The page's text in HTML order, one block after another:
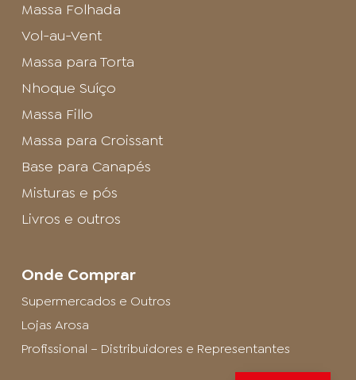
Massa Folhada
Vol-au-Vent
Massa para Torta
Nhoque Suíço
Massa Fillo
Massa para Croissant
Base para Canapés
Misturas e pós
Livros e outros
Onde Comprar
Supermercados e Outros
Lojas Arosa
Profissional – Distribuidores e Representantes